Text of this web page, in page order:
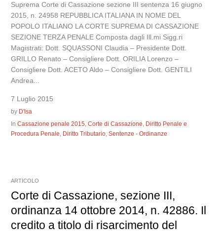
Suprema Corte di Cassazione sezione III sentenza 16 giugno
2015, n. 24958 REPUBBLICA ITALIANA IN NOME DEL
POPOLO ITALIANO LA CORTE SUPREMA DI CASSAZIONE
SEZIONE TERZA PENALE Composta dagli Ill.mi Sigg.ri
Magistrati: Dott. SQUASSONI Claudia – Presidente Dott.
GRILLO Renato – Consigliere Dott. ORILIA Lorenzo –
Consigliere Dott. ACETO Aldo – Consigliere Dott. GENTILI
Andrea...
7 Luglio 2015
by D'Isa
InCassazione penale 2015,Corte di Cassazione, Diritto Penale e
Procedura Penale, Diritto Tributario,Sentenze - Ordinanze
ARTICOLO
Corte di Cassazione, sezione III,
ordinanza 14 ottobre 2014, n. 42886. Il
credito a titolo di risarcimento del